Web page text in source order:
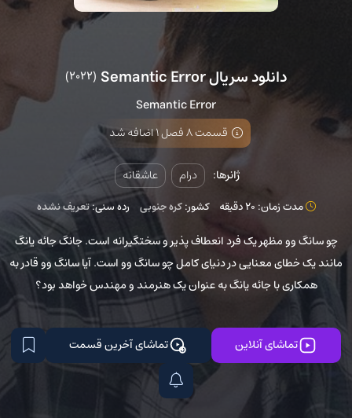
دانلود سریال Semantic Error (2022)
Semantic Error
قسمت 8 فصل 1 اضافه شد
ژانرها: درام عاشقانه
مدت زمان: 20 دقیقه کشور:کره جنوبی رده سنی:تعریف نشده
چو سانگ وو مظهر یک فرد انعطاف پذیر و سختگیرانه است. جانگ جائه یانگ
مانند یک خطای معنایی در دنیای کامل چو سانگ وو است. آیا سانگ وو قادر به
همکاری با جائه یانگ به عنوان یک هنرمند و مهندس خواهد بود؟
تماشای آنلاین تماشای آخرین قسمت